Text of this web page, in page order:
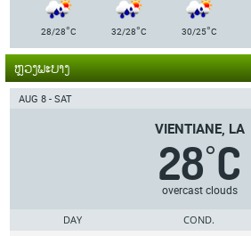
28/28°C 32/28°C 30/25°C
ຫຼວງພະບາງ
AUG 8 - SAT
VIENTIANE, LA
28°C
overcast clouds
DAY COND.